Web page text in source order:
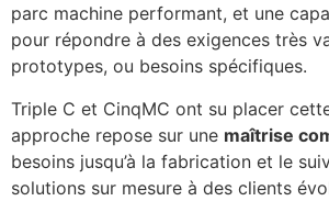
parc machine performant, et une
pour répondre à des exigences très
prototypes, ou besoins spécifiques.
Triple C et CinqMC ont su placer
approche repose sur une maîtrise
besoins jusqu’à la fabrication et le
solutions sur mesure à des clients